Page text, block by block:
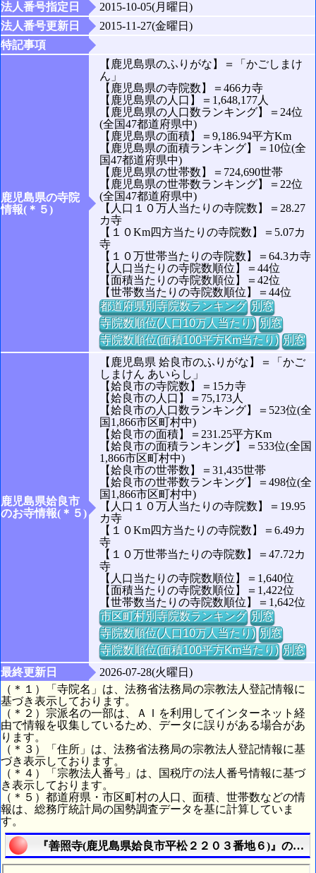
法人番号指定日
2015-10-05(月曜日)
法人番号更新日
2015-11-27(金曜日)
特記事項
鹿児島県の寺院
情報(＊５)
【鹿児島県のふりがな】＝「かごしまけ
ん」
【鹿児島県の寺院数】＝466カ寺
【鹿児島県の人口】＝1,648,177人
【鹿児島県の人口数ランキング】＝24位
(全国47都道府県中)
【鹿児島県の面積】＝9,186.94平方Km
【鹿児島県の面積ランキング】＝10位(全
国47都道府県中)
【鹿児島県の世帯数】＝724,690世帯
【鹿児島県の世帯数ランキング】＝22位
(全国47都道府県中)
【人口１０万人当たりの寺院数】＝28.27
カ寺
【１０Km四方当たりの寺院数】＝5.07カ
寺
【１０万世帯当たりの寺院数】＝64.3カ寺
【人口当たりの寺院数順位】＝44位
【面積当たりの寺院数順位】＝42位
【世帯数当たりの寺院数順位】＝44位
都道府県別寺院数ランキング 別窓
寺院数順位(人口10万人当たり) 別窓
寺院数順位(面積100平方Km当たり) 別窓
鹿児島県姶良市
のお寺情報(＊５)
【鹿児島県 姶良市のふりがな】＝「かご
しまけん あいらし」
【姶良市の寺院数】＝15カ寺
【姶良市の人口】＝75,173人
【姶良市の人口数ランキング】＝523位(全
国1,866市区町村中)
【姶良市の面積】＝231.25平方Km
【姶良市の面積ランキング】＝533位(全国
1,866市区町村中)
【姶良市の世帯数】＝31,435世帯
【姶良市の世帯数ランキング】＝498位(全
国1,866市区町村中)
【人口１０万人当たりの寺院数】＝19.95
カ寺
【１０Km四方当たりの寺院数】＝6.49カ
寺
【１０万世帯当たりの寺院数】＝47.72カ
寺
【人口当たりの寺院数順位】＝1,640位
【面積当たりの寺院数順位】＝1,422位
【世帯数当たりの寺院数順位】＝1,642位
市区町村別寺院数ランキング 別窓
寺院数順位(人口10万人当たり) 別窓
寺院数順位(面積100平方Km当たり) 別窓
最終更新日
2026-07-28(火曜日)
（＊１）「寺院名」は、法務省法務局の宗教法人登記情報に
基づき表示しております。
（＊２）宗派名の一部は、ＡＩを利用してインターネット経
由で情報を収集しているため、データに誤りがある場合があ
ります。
（＊３）「住所」は、法務省法務局の宗教法人登記情報に基
づき表示しております。
（＊４）「宗教法人番号」は、国税庁の法人番号情報に基づ
き表示しております。
（＊５）都道府県・市区町村の人口、面積、世帯数などの情
報は、総務庁統計局の国勢調査データを基に計算していま
す。
『善照寺(鹿児島県姶良市平松２２０３番地６)』の航